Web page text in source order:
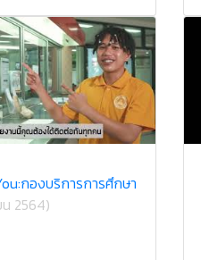
กองบริการการศึกษา
2564)